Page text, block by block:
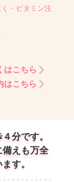
く・ビタミン注
はこちら
はこちら
分です。
えも万全
す。